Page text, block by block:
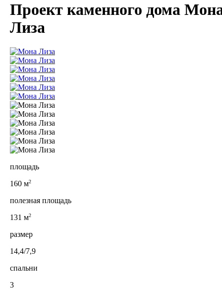
Проект каменного дома
Лиза
площадь
160 м2
полезная площадь
131 м2
размер
14,4/7,9
спальни
3